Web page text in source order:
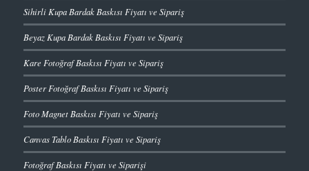
Sihirli Kupa Bardak Baskısı Fiyatı ve Sipariş
Beyaz Kupa Bardak Baskısı Fiyatı ve Sipariş
Kare Fotoğraf Baskısı Fiyatı ve Sipariş
Poster Fotoğraf Baskısı Fiyatı ve Sipariş
Foto Magnet Baskısı Fiyatı ve Sipariş
Canvas Tablo Baskısı Fiyatı ve Sipariş
Fotoğraf Baskısı Fiyatı ve Siparişi